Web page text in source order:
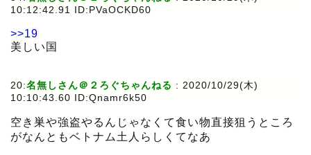
10:12:42.91 ID:PVaOCKD60
>>19
美しい国
20:名無しさん＠２ろぐちゃんねる : 2020/10/29(木)
10:10:43.60 ID:Qnamr6k50
空き巣や強盗やるんじゃなくて食い物直接狙うところ
がなんともベトナム土人らしくてなあ